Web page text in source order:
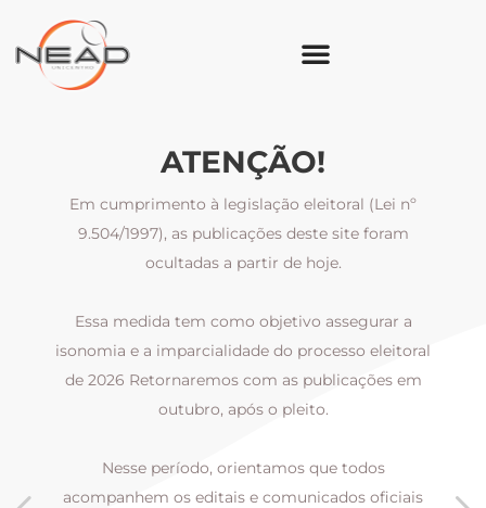
ATENÇÃO!
Em cumprimento à legislação eleitoral (Lei nº
9.504/1997), as publicações deste site foram
ocultadas a partir de hoje.
Essa medida tem como objetivo assegurar a
isonomia e a imparcialidade do processo eleitoral
de 2026 Retornaremos com as publicações em
outubro, após o pleito.
Nesse período, orientamos que todos
acompanhem os editais e comunicados oficiais